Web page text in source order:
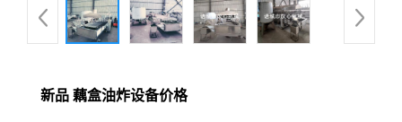
新品 藕盒油炸设备价格